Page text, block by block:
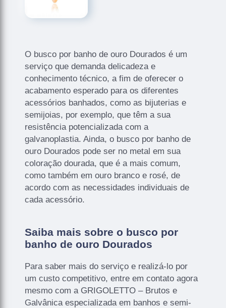
O busco por banho de ouro Dourados é um
serviço que demanda delicadeza e
conhecimento técnico, a fim de oferecer o
acabamento esperado para os diferentes
acessórios banhados, como as bijuterias e
semijoias, por exemplo, que têm a sua
resistência potencializada com a
galvanoplastia. Ainda, o busco por banho de
ouro Dourados pode ser no metal em sua
coloração dourada, que é a mais comum,
como também em ouro branco e rosé, de
acordo com as necessidades individuais de
cada acessório.
Saiba mais sobre o busco por
banho de ouro Dourados
Para saber mais do serviço e realizá-lo por
um custo competitivo, entre em contato agora
mesmo com a GRIGOLETTO – Brutos e
Galvânica especializada em banhos e semi-